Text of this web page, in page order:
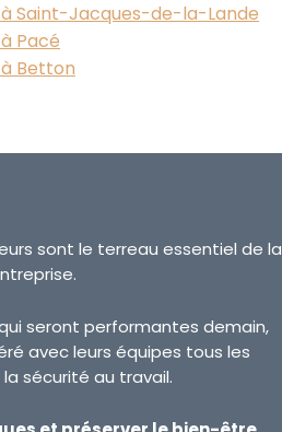
Saint-Jacques-de-la-Lande
Pacé
Betton
sont le terreau essentiel de la
seront performantes demain,
avec leurs équipes tous les
sécurité au travail.